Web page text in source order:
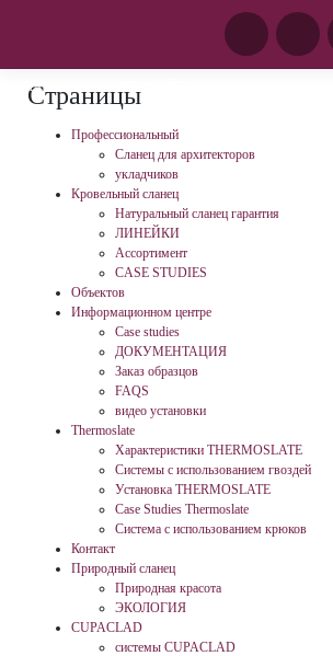
ГЛАВНАЯ
Страницы
Профессиональный
Сланец для архитекторов
укладчиков
Кровельный сланец
Натуральный сланец гарантия
ЛИНЕЙКИ
Ассортимент
CASE STUDIES
Объектов
Информационном центре
Case studies
ДОКУМЕНТАЦИЯ
Заказ образцов
FAQS
видео установки
Thermoslate
Характеристики THERMOSLATE
Системы с использованием гвоздей
Установка THERMOSLATE
Case Studies Thermoslate
Система с использованием крюков
Контакт
Природный сланец
Природная красота
ЭКОЛОГИЯ
CUPACLAD
системы CUPACLAD